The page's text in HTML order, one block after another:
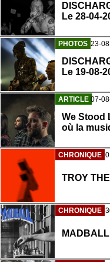
Le 28-04-
PHOTOS 23-
Le 19-08-
ARTICLE 07-
We Stood
où la
CHRONIQUE
TROY
CHRONIQUE